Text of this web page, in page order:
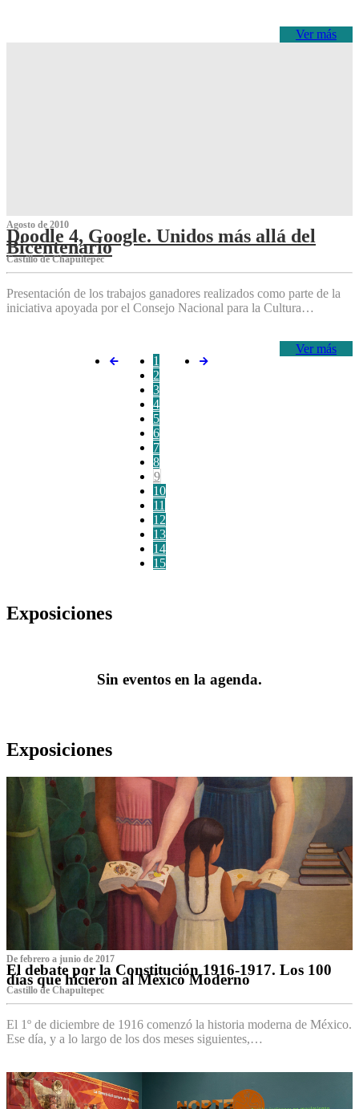
Ver más
Agosto de 2010
Doodle 4, Google. Unidos más allá del
Bicentenario
Castillo de Chapultepec
Presentación de los trabajos ganadores realizados como parte de la
iniciativa apoyada por el Consejo Nacional para la Cultura…
Ver más
1
2
3
4
5
6
7
8
9
10
11
12
13
14
15
Exposiciones
Sin eventos en la agenda.
Exposiciones
De febrero a junio de 2017
El debate por la Constitución 1916-1917. Los 100
días que hicieron al México Moderno
Castillo de Chapultepec
El 1º de diciembre de 1916 comenzó la historia moderna de México.
Ese día, y a lo largo de los dos meses siguientes,…